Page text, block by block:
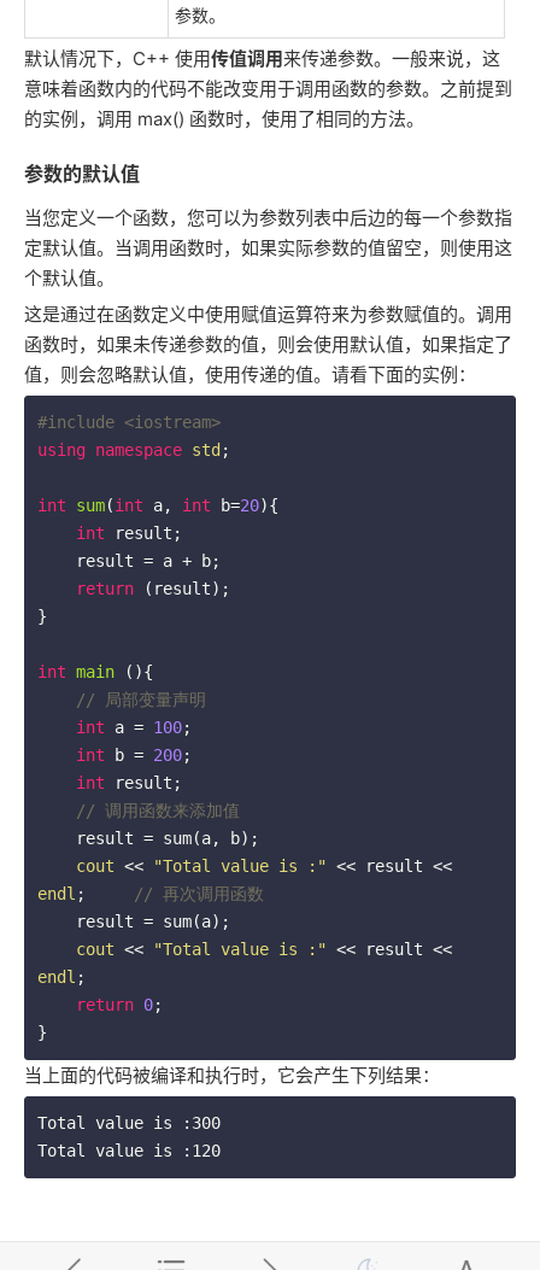
参数。
默认情况下，C++ 使用传值调用来传递参数。一般来说，这
意味着函数内的代码不能改变用于调用函数的参数。之前提到
的实例，调用 max() 函数时，使用了相同的方法。
参数的默认值
当您定义一个函数，您可以为参数列表中后边的每一个参数指
定默认值。当调用函数时，如果实际参数的值留空，则使用这
个默认值。
这是通过在函数定义中使用赋值运算符来为参数赋值的。调用
函数时，如果未传递参数的值，则会使用默认值，如果指定了
值，则会忽略默认值，使用传递的值。请看下面的实例：
#include <iostream>
using namespace std ;
int sum(int a, int b=20){
int result;
return (result);
}
int main (){
// 局部变量声明
int a = 100;
int b = 200;
int result;
// 调用函数来添加值
cout << "Total value is :"
endl ;
// 再次调用函数
result = sum(a);
cout << "Total value is :"
endl ;
return 0;
}
当上面的代码被编译和执行时，它会产生下列结果：
Total value is :300